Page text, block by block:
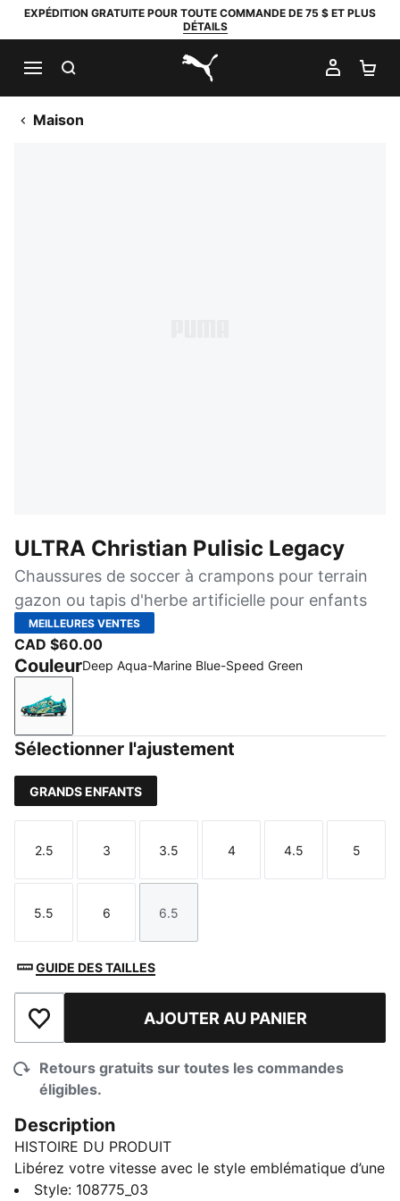
EXPÉDITION GRATUITE POUR TOUTE COMMANDE DE 75 $ ET PLUS
DÉTAILS
PUMA.com
MON
Maison
ULTRA Christian Pulisic Legacy
Chaussures de soccer à crampons pour terrain
gazon ou tapis d'herbe artificielle pour enfants
MEILLEURES VENTES
CAD $60.00
CouleurDeep Aqua-Marine Blue-Speed Green
Deep Aqua-Marine Blue-Speed Green
Sélectionner l'ajustement
GRANDS ENFANTS
Taille
2.5
Taille
3
Taille
3.5
Taille
4
Taille
4.5
Taille
5
Taille
5.5
Taille
6
Taille
6.5
GUIDE DES TAILLES
Ajouter à la liste de souhaits
AJOUTER AU PANIER
Retours gratuits sur toutes les commandes
éligibles.
Description
HISTOIRE DU PRODUIT
Libérez votre vitesse avec le style emblématique d’une
icône du soccer. L’ULTRA PLAY, réinventée dans une
Style: 108775_03